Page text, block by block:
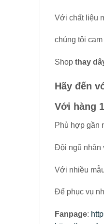
Với chất liệu
chúng tôi
Shop thay
Hãy đến
Với hàng
Phù hợp gần
Đội ngũ nhân
Với nhiều
Để phục vụ
Fanpage: